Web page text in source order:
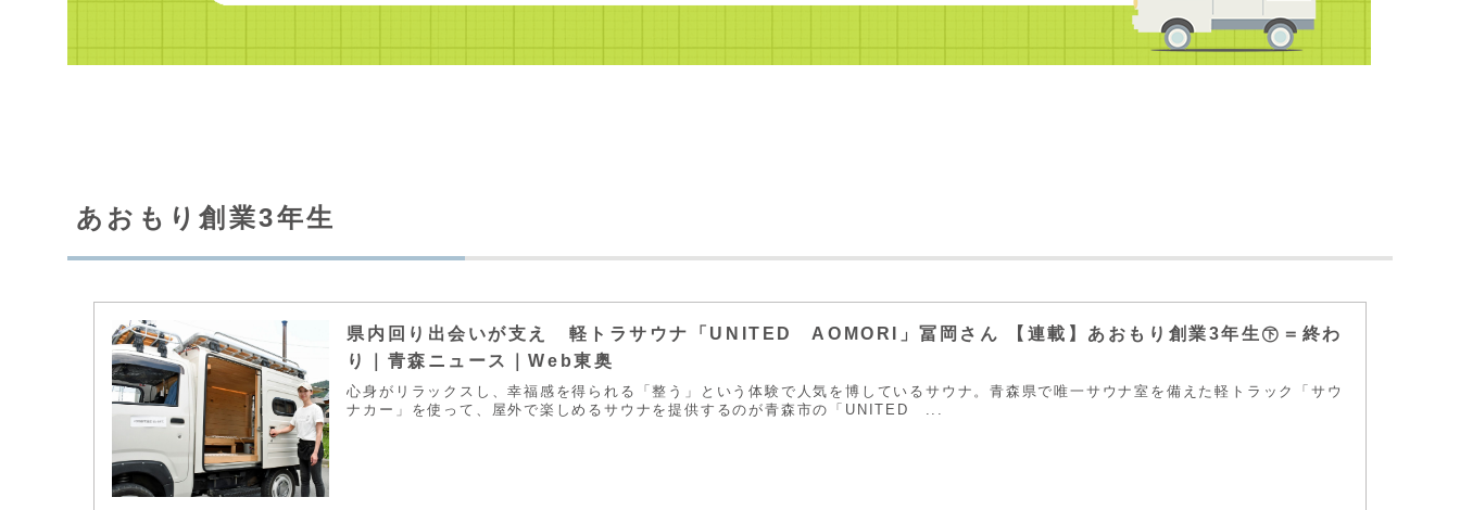
あおもり創業3年生
県内回り出会いが支え 軽トラサウナ「UNITED AOMORI」冨岡さん 【連載】あおもり創業3年生㊦＝終わ
り｜青森ニュース｜Web東奥
心身がリラックスし、幸福感を得られる「整う」という体験で人気を博しているサウナ。青森県で唯一サウナ室を備えた軽トラック「サウ
ナカー」を使って、屋外で楽しめるサウナを提供するのが青森市の「UNITED ...